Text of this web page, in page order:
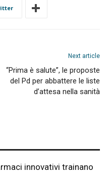
Next article
“Prima è salute”, le proposte
del Pd per abbattere le liste
d’attesa nella sanità
innovativi trainano